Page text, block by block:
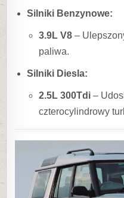
Silniki Benzynowe:
3.9L V8 –
paliwa.
Silniki Diesla:
2.5L 300Tdi –
czterocylindrowy